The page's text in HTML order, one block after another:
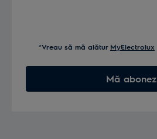
*Vreau să mă alătur MyElectrolux
Mă abonez